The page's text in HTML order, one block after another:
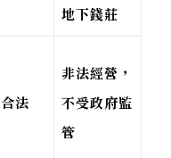
地下錢莊
法
非法經營，
不受政府監
管